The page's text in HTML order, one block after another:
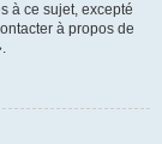
à ce sujet, excepté
à propos de